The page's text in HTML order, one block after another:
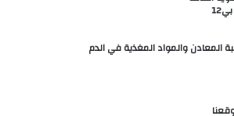
والمواد المغذية في الدم